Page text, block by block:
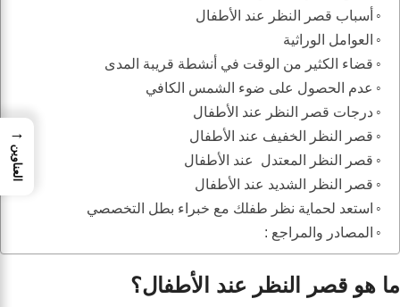
أسباب قصر النظر عند الأطفال
العوامل الوراثية
قضاء الكثير من الوقت في أنشطة قريبة المدى
عدم الحصول على ضوء الشمس الكافي
درجات قصر النظر عند الأطفال
قصر النظر الخفيف عند الأطفال
قصر النظر المعتدل عند الأطفال
قصر النظر الشديد عند الأطفال
استعد لحماية نظر طفلك مع خبراء بطل التخصصي
المصادر والمراجع :
ما هو قصر النظر عند الأطفال؟
→
العناوين